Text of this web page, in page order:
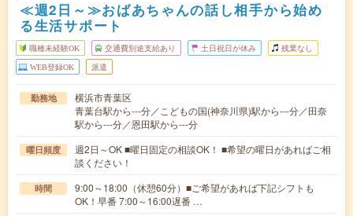
≪週2日～≫おばあちゃんの話し相手から始め
る生活サポート
職種未経験OK 交通費別途支給あり 土日祝日が休み 残業なし
WEB登録OK 派遣
勤務地
横浜市青葉区
青葉台駅から---分／こどもの国(神奈川県)駅から---分／田奈
駅から---分／恩田駅から---分
曜日頻度
週2日～OK ■曜日固定の相談OK！ ■希望の曜日があればご相
談ください！
時間
9:00～18:00（休憩60分）■ご希望があれば下記シフトも
OK！早番 7:00～16:00遅番 …